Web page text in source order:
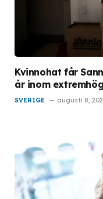
Kvinnohat får
år inom
SVERIGE augusti 8,